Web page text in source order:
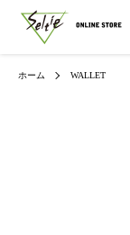
ホーム WALLET